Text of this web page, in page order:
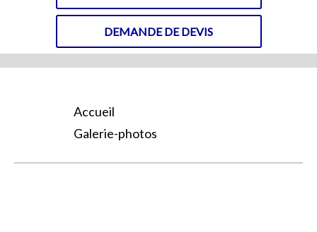
DEMANDE DE DEVIS
Accueil
Galerie-photos